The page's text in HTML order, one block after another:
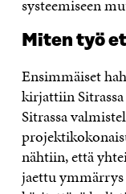
systeemiseen
Miten työ
Ensimmäiset
kirjattiin
Sitrassa
nähtiin, että
jaettu